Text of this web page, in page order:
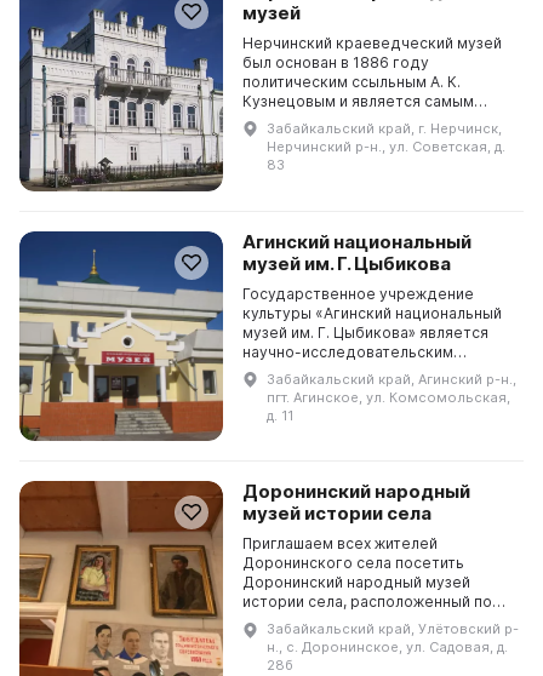
музей
Нерчинский краеведческий музей
был основан в 1886 году
политическим ссыльным А. К.
Кузнецовым и является самым
старейшим в Забайкальском крае.
Он был высоко оценен многими
знаменитыми гостями, включая...
Забайкальский край, г. Нерчинск,
Нерчинский р-н., ул. Советская, д.
83
Агинский национальный
музей им. Г. Цыбикова
Государственное учреждение
культуры «Агинский национальный
музей им. Г. Цыбикова» является
научно-исследовательским
учреждением, хранителем
материальной и духовной культуры
Агинского Бурятского округа...
Забайкальский край, Агинский р-н.,
пгт. Агинское, ул. Комсомольская,
д. 11
Доронинский народный
музей истории села
Приглашаем всех жителей
Доронинского села посетить
Доронинский народный музей
истории села, расположенный по
адресу: улица Садовая, 28б.
Приходите и познакомьтесь с
историей и культурой своего села!...
Забайкальский край, Улётовский р-
н., с. Доронинское, ул. Садовая, д.
28б